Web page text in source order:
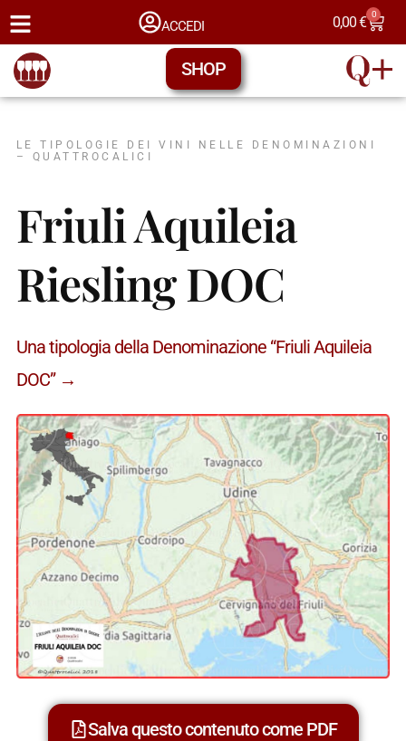
ACCEDI 0,00€ 0
SHOP
LE TIPOLOGIE DEI VINI NELLE DENOMINAZIONI
– QUATTROCALICI
Friuli Aquileia
Riesling DOC
Una tipologia della Denominazione “Friuli Aquileia
DOC” →
Salva questo contenuto come PDF